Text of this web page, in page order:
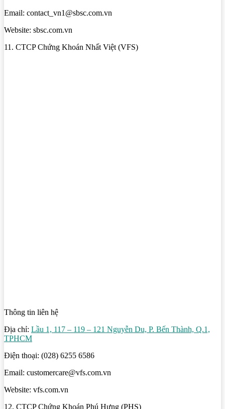
Email: contact_vn1@sbsc.com.vn
Website: sbsc.com.vn
11. CTCP Chứng Khoán Nhất Việt (VFS)
Thông tin liên hệ
Địa chỉ: Lầu 1, 117 – 119 – 121 Nguyễn Du, P. Bến Thành, Q.1,
TPHCM
Điện thoại: (028) 6255 6586
Email: customercare@vfs.com.vn
Website: vfs.com.vn
12. CTCP Chứng Khoán Phú Hưng (PHS)